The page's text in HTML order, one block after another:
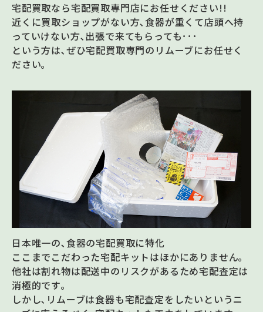
宅配買取なら宅配買取専門店にお任せください!!
近くに買取ショップがない方､食器が重くて店頭へ持
っていけない方､出張で来てもらっても･･･
という方は､ぜひ宅配買取専門のリムーブにお任せく
ださい｡
日本唯一の､食器の宅配買取に特化
ここまでこだわった宅配キットはほかにありません｡
他社は割れ物は配送中のリスクがあるため宅配査定は
消極的です｡
しかし､リムーブは食器も宅配査定をしたいというニ